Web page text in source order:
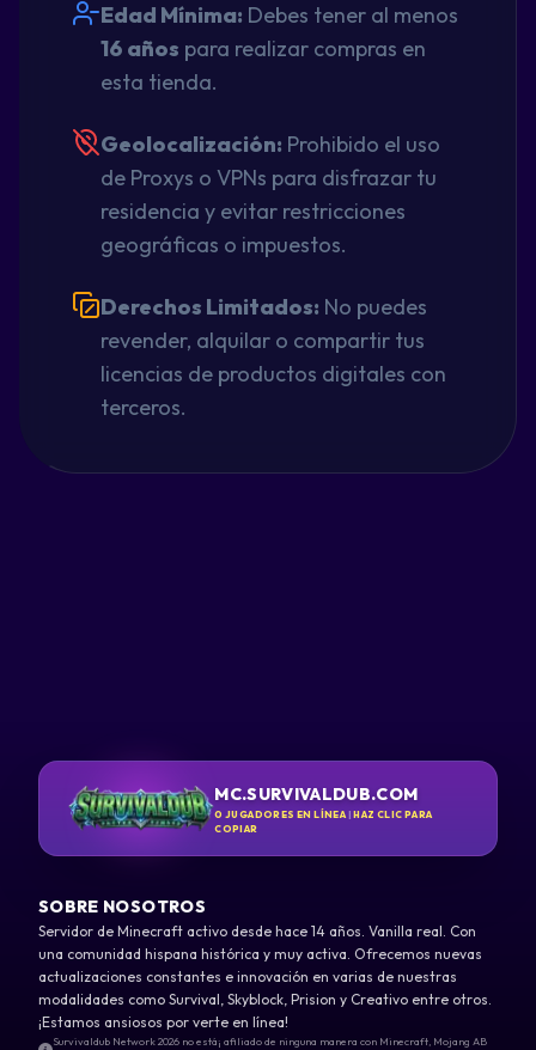
Edad Mínima: Debes tener al menos
16 años para realizar compras en
esta tienda.
Geolocalización: Prohibido el uso
de Proxys o VPNs para disfrazar tu
residencia y evitar restricciones
geográficas o impuestos.
Derechos Limitados: No puedes
revender, alquilar o compartir tus
licencias de productos digitales con
terceros.
MC.SURVIVALDUB.COM
0 JUGADORES EN LÍNEA | HAZ CLIC PARA
COPIAR
SOBRE NOSOTROS
Servidor de Minecraft activo desde hace 14 años. Vanilla real. Con
una comunidad hispana histórica y muy activa. Ofrecemos nuevas
actualizaciones constantes e innovación en varias de nuestras
modalidades como Survival, Skyblock, Prision y Creativo entre otros.
¡Estamos ansiosos por verte en línea!
Survivaldub Network 2026 no está¡ afiliado de ninguna manera con Minecraft, Mojang AB